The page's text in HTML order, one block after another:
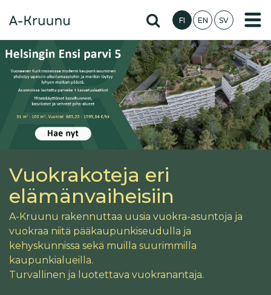
pääsisältöön
Hae sivustolta
FI EN SV
Vuokrakoteja eri
elämänvaiheisiin
A-Kruunu rakennuttaa uusia vuokra-asuntoja ja
vuokraa niitä pääkaupunkiseudulla ja
kehyskunnissa sekä muilla suurimmilla
kaupunkialueilla.
Turvallinen ja luotettava vuokranantaja.